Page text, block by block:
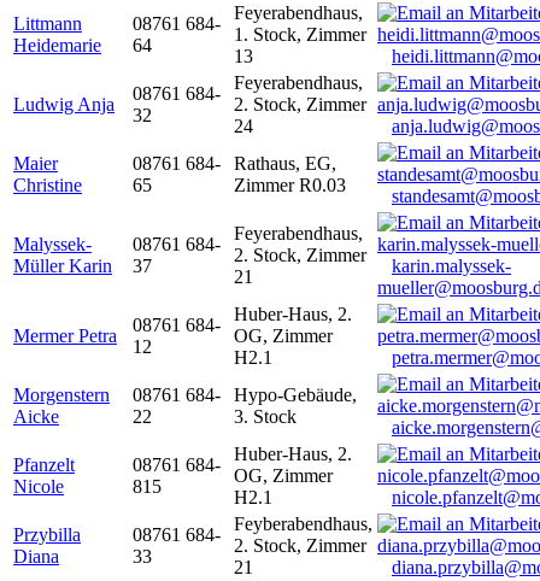
Littmann
Heidemarie
08761 684-
64
Feyerabendhaus,
1. Stock, Zimmer
13
Ludwig Anja
08761 684-
32
Feyerabendhaus,
2. Stock, Zimmer
24
Maier
Christine
08761 684-
65
Rathaus, EG,
Zimmer R0.03
Malyssek-
Müller Karin
08761 684-
37
Feyerabendhaus,
2. Stock, Zimmer
21
karin.malyssek-
Mermer Petra
08761 684-
12
Huber-Haus, 2.
OG, Zimmer
H2.1
Morgenstern
Aicke
08761 684-
22
Hypo-Gebäude,
3. Stock
Pfanzelt
Nicole
08761 684-
815
Huber-Haus, 2.
OG, Zimmer
H2.1
Przybilla
Diana
08761 684-
33
Feyberabendhaus,
2. Stock, Zimmer
21